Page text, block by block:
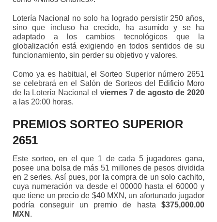
Lotería Nacional no solo ha logrado persistir 250 años,
sino que incluso ha crecido, ha asumido y se ha
adaptado a los cambios tecnológicos que la
globalización está exigiendo en todos sentidos de su
funcionamiento, sin perder su objetivo y valores.
Como ya es habitual, el Sorteo Superior número 2651
se celebrará en el Salón de Sorteos del Edificio Moro
de la Lotería Nacional el viernes 7 de agosto de 2020
a las 20:00 horas.
PREMIOS SORTEO SUPERIOR
2651
Este sorteo, en el que 1 de cada 5 jugadores gana,
posee una bolsa de más 51 millones de pesos dividida
en 2 series. Así pues, por la compra de un solo cachito,
cuya numeración va desde el 00000 hasta el 60000 y
que tiene un precio de $40 MXN, un afortunado jugador
podría conseguir un premio de hasta $375,000.00
MXN .